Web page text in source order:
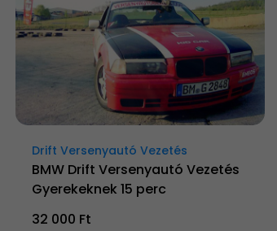
Drift Versenyautó Vezetés
BMW Drift Versenyautó Vezetés
Gyerekeknek 15 perc
32 000 Ft